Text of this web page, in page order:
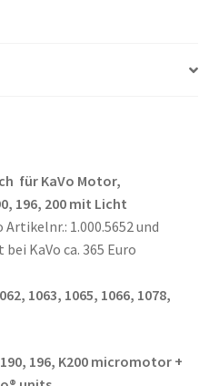
für KaVo Motor,
196, 200 mit Licht
Artikelnr.: 1.000.5652 und
KaVo ca. 365 Euro
1063, 1065, 1066, 1078,
196, K200 micromotor +